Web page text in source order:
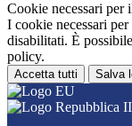
Cookie necessari per
I cookie necessari
disabilitati. È
policy.
Accetta tutti Salva